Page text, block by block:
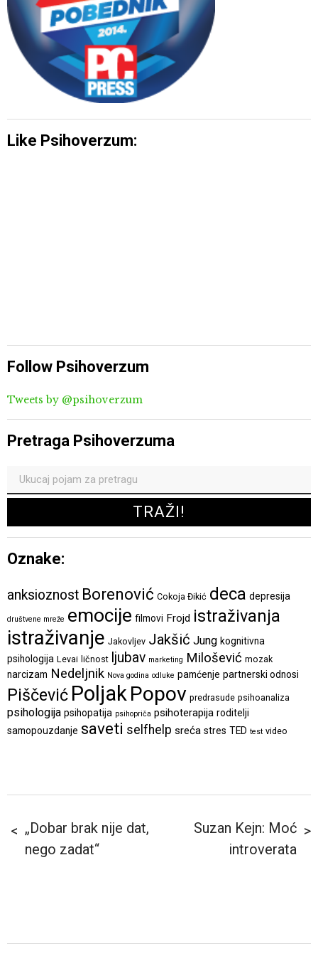
Like Psihoverzum:
Follow Psihoverzum
Tweets by @psihoverzum
Pretraga Psihoverzuma
Oznake:
anksioznost Borenović Cokoja Đikić deca depresija
društvene mreže emocije filmovi Frojd istraživanja
istraživanje Jakovljev Jakšić Jung kognitivna
psihologija Levai ličnost ljubav marketing Milošević mozak
narcizam Nedeljnik Nova godina odluke pamćenje partnerski odnosi
Piščević PoljakPopov predrasude psihoanaliza
psihologija psihopatija psihopriča psihoterapija roditelji
samopouzdanje saveti selfhelp sreća stres TED test video
„Dobar brak nije dat,
nego zadat“
Suzan Kejn: Moć
introverata